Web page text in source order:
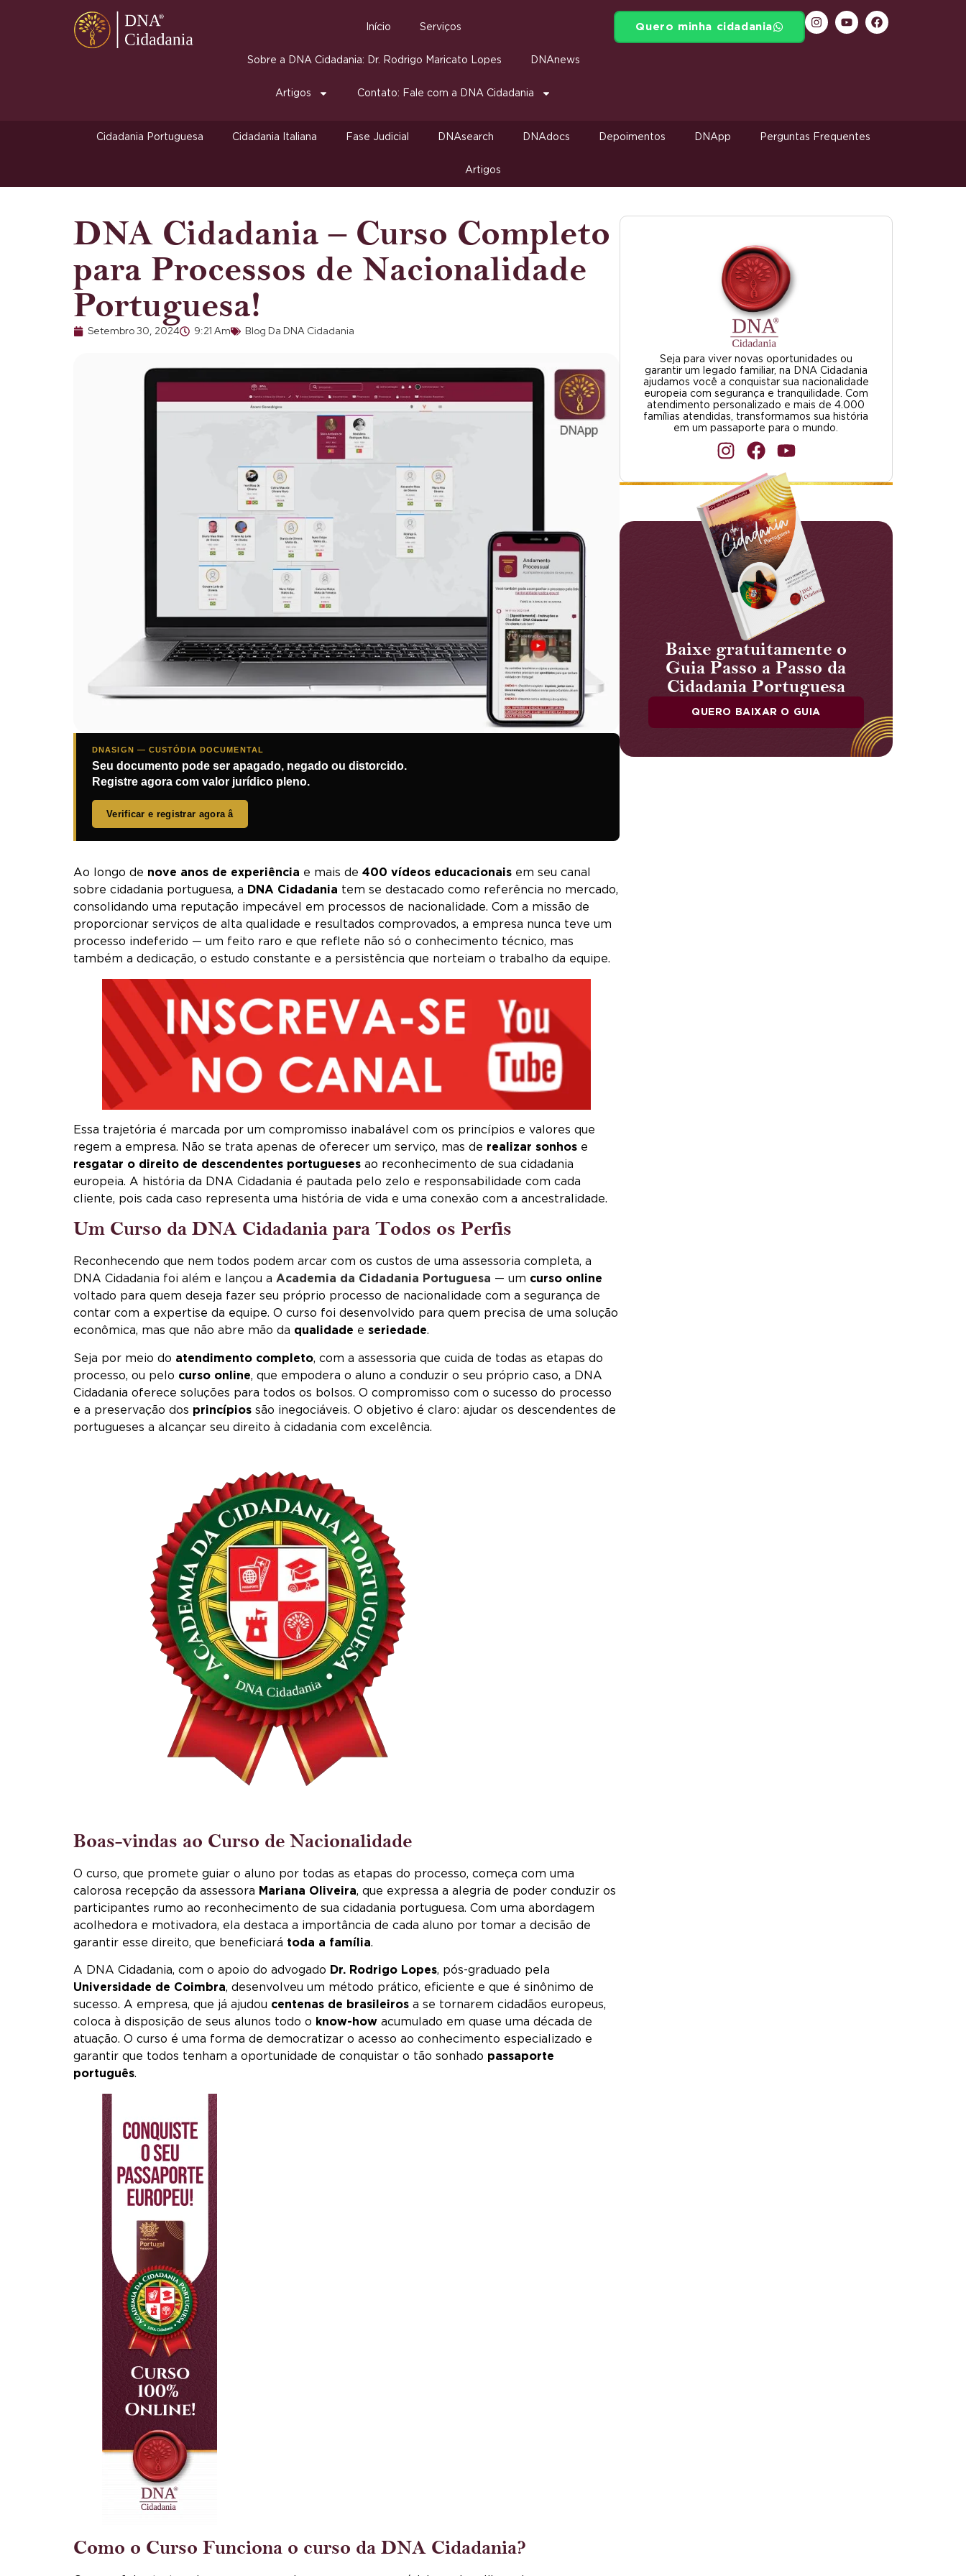
Início Serviços
Sobre a DNA Cidadania: Dr. Rodrigo Maricato Lopes DNAnews
Artigos Contato: Fale com a DNA Cidadania
Quero minha cidadania
Cidadania Portuguesa Cidadania Italiana Fase Judicial DNAsearch DNAdocs Depoimentos DNApp Perguntas Frequentes
Artigos
DNA Cidadania – Curso Completo
para Processos de Nacionalidade
Portuguesa!
Setembro 30, 2024 9:21 Am Blog Da DNA Cidadania
DNASIGN — CUSTÓDIA DOCUMENTAL
Seu documento pode ser apagado, negado ou distorcido.
Registre agora com valor jurídico pleno.
Verificar e registrar agora â
Ao longo de nove anos de experiência e mais de 400 vídeos educacionais em seu canal
sobre cidadania portuguesa, a DNA Cidadania tem se destacado como referência no mercado,
consolidando uma reputação impecável em processos de nacionalidade. Com a missão de
proporcionar serviços de alta qualidade e resultados comprovados, a empresa nunca teve um
processo indeferido — um feito raro e que reflete não só o conhecimento técnico, mas
também a dedicação, o estudo constante e a persistência que norteiam o trabalho da equipe.
Essa trajetória é marcada por um compromisso inabalável com os princípios e valores que
regem a empresa. Não se trata apenas de oferecer um serviço, mas de realizar sonhos e
resgatar o direito de descendentes portugueses ao reconhecimento de sua cidadania
europeia. A história da DNA Cidadania é pautada pelo zelo e responsabilidade com cada
cliente, pois cada caso representa uma história de vida e uma conexão com a ancestralidade.
Um Curso da DNA Cidadania para Todos os Perfis
Reconhecendo que nem todos podem arcar com os custos de uma assessoria completa, a
DNA Cidadania foi além e lançou a Academia da Cidadania Portuguesa — um curso online
voltado para quem deseja fazer seu próprio processo de nacionalidade com a segurança de
contar com a expertise da equipe. O curso foi desenvolvido para quem precisa de uma solução
econômica, mas que não abre mão da qualidade e seriedade.
Seja por meio do atendimento completo, com a assessoria que cuida de todas as etapas do
processo, ou pelo curso online, que empodera o aluno a conduzir o seu próprio caso, a DNA
Cidadania oferece soluções para todos os bolsos. O compromisso com o sucesso do processo
e a preservação dos princípios são inegociáveis. O objetivo é claro: ajudar os descendentes de
portugueses a alcançar seu direito à cidadania com excelência.
Boas-vindas ao Curso de Nacionalidade
O curso, que promete guiar o aluno por todas as etapas do processo, começa com uma
calorosa recepção da assessora Mariana Oliveira, que expressa a alegria de poder conduzir os
participantes rumo ao reconhecimento de sua cidadania portuguesa. Com uma abordagem
acolhedora e motivadora, ela destaca a importância de cada aluno por tomar a decisão de
garantir esse direito, que beneficiará toda a família.
A DNA Cidadania, com o apoio do advogado Dr. Rodrigo Lopes, pós-graduado pela
Universidade de Coimbra, desenvolveu um método prático, eficiente e que é sinônimo de
sucesso. A empresa, que já ajudou centenas de brasileiros a se tornarem cidadãos europeus,
coloca à disposição de seus alunos todo o know-how acumulado em quase uma década de
atuação. O curso é uma forma de democratizar o acesso ao conhecimento especializado e
garantir que todos tenham a oportunidade de conquistar o tão sonhado passaporte
português.
Como o Curso Funciona o curso da DNA Cidadania?
Seja para viver novas oportunidades ou
garantir um legado familiar, na DNA Cidadania
ajudamos você a conquistar sua nacionalidade
europeia com segurança e tranquilidade. Com
atendimento personalizado e mais de 4.000
famílias atendidas, transformamos sua história
em um passaporte para o mundo.
Baixe gratuitamente o
Guia Passo a Passo da
Cidadania Portuguesa
QUERO BAIXAR O GUIA